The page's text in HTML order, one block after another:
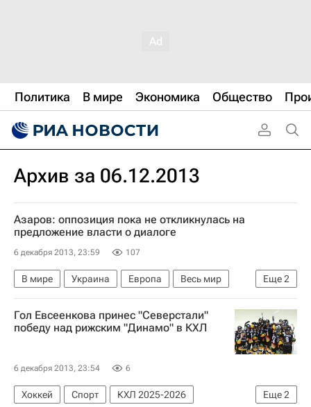
Политика В мире Экономика Общество
Архив за 06.12.2013
Азаров: оппозиция пока не откликнулась на
предложение власти о диалоге
6 декабря 2013, 23:59 107
Еще2
В мире Украина Европа
Весь мир
Николай Азаров (политик)
"Евромайдан" в Киеве
Гол Евсеенкова принес "Северстали"
победу над рижским "Динамо" в КХЛ
6 декабря 2013, 23:54 6
Еще2
Хоккей Спорт
КХЛ 2025-2026